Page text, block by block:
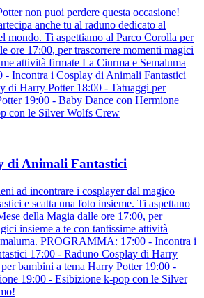
non puoi perdere questa occasione!
anche tu al raduno dedicato al
mondo. Ti aspettiamo al Parco Corolla per
ore 17:00, per trascorrere momenti magici
attività firmate La Ciurma e Semaluma
Incontra i Cosplay di Animali Fantastici
di Harry Potter 18:00 - Tatuaggi per
19:00 - Baby Dance con Hermione
con le Silver Wolfs Crew
di Animali Fantastici
ad incontrare i cosplayer dal magico
e scatta una foto insieme. Ti aspettano
della Magia dalle ore 17:00, per
insieme a te con tantissime attività
PROGRAMMA: 17:00 - Incontra i
17:00 - Raduno Cosplay di Harry
bambini a tema Harry Potter 19:00 -
19:00 - Esibizione k-pop con le Silver